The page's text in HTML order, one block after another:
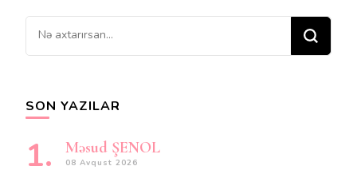
Bir
şey
SON YAZILAR
Məsud ŞENOL
08 Avqust 2026